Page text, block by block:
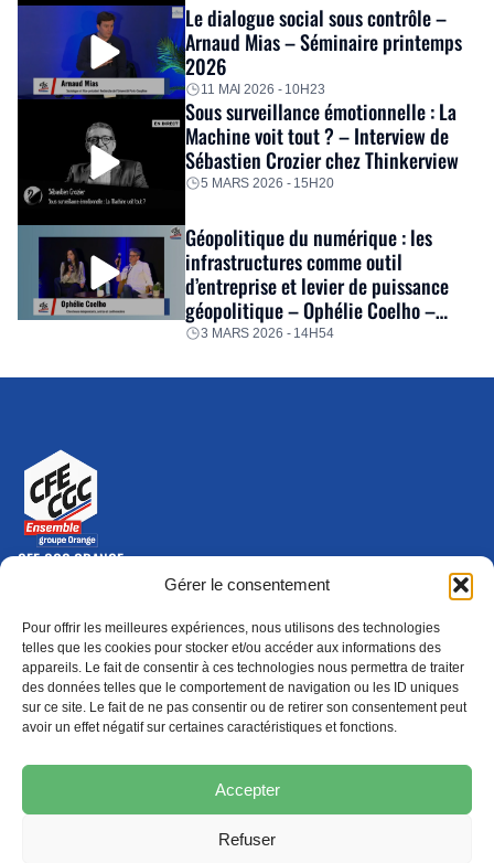
Gérer le consentement
Pour offrir les meilleures expériences, nous utilisons des technologies
telles que les cookies pour stocker et/ou accéder aux informations des
appareils. Le fait de consentir à ces technologies nous permettra de traiter
des données telles que le comportement de navigation ou les ID uniques
sur ce site. Le fait de ne pas consentir ou de retirer son consentement peut
avoir un effet négatif sur certaines caractéristiques et fonctions.
Accepter
Refuser
Le dialogue social sous contrôle –
Arnaud Mias – Séminaire printemps
2026
11 MAI 2026 - 10H23
Sous surveillance émotionnelle : La
Machine voit tout ? – Interview de
Sébastien Crozier chez Thinkerview
5 MARS 2026 - 15H20
Géopolitique du numérique : les
infrastructures comme outil
d’entreprise et levier de puissance
géopolitique – Ophélie Coelho –
Séminaire hiver 2026
3 MARS 2026 - 14H54
CFE-CGC ORANGE
10-12 rue Saint Amand, 75015 Paris Cedex 15
Nous contacter
01 46 79 28 74
S'ABONNER(NOUVELLE FENÊTRE)
ADHÉRER
Épargne
(nouvelle fenêtre) Formation
(nouvelle fenêtre)